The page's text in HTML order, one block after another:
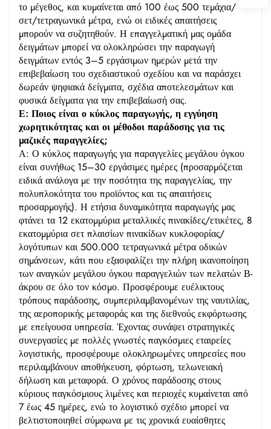
το μέγεθος, και κυμαίνεται από 100 έως 500 τεμάχια/
σετ/τετραγωνικά μέτρα, ενώ οι ειδικές απαιτήσεις
μπορούν να συζητηθούν. Η επαγγελματική μας ομάδα
δειγμάτων μπορεί να ολοκληρώσει την παραγωγή
δειγμάτων εντός 3–5 εργάσιμων ημερών μετά την
επιβεβαίωση του σχεδιαστικού σχεδίου και να παράσχει
δωρεάν ψηφιακά δείγματα, σχέδια αποτελεσμάτων και
φυσικά δείγματα για την επιβεβαίωσή σας.
Ε: Ποιος είναι ο κύκλος παραγωγής, η εγγύηση
χωρητικότητας και οι μέθοδοι παράδοσης για τις
μαζικές παραγγελίες;
Α: Ο κύκλος παραγωγής για παραγγελίες μεγάλου όγκου
είναι συνήθως 15–30 εργάσιμες ημέρες (προσαρμόζεται
ειδικά ανάλογα με την ποσότητα της παραγγελίας, την
πολυπλοκότητα του προϊόντος και τις απαιτήσεις
προσαρμογής). Η ετήσια δυναμικότητα παραγωγής μας
φτάνει τα 12 εκατομμύρια μεταλλικές πινακίδες/ετικέτες, 8
εκατομμύρια σετ πλαισίων πινακίδων κυκλοφορίας/
λογότυπων και 500.000 τετραγωνικά μέτρα οδικών
σημάνσεων, κάτι που εξασφαλίζει την πλήρη ικανοποίηση
των αναγκών μεγάλου όγκου παραγγελιών των πελατών Β-
άκρου σε όλο τον κόσμο. Προσφέρουμε ευέλικτους
τρόπους παράδοσης, συμπεριλαμβανομένων της ναυτιλίας,
της αεροπορικής μεταφοράς και της διεθνούς εκφόρτωσης
με επείγουσα υπηρεσία. Έχοντας συνάψει στρατηγικές
συνεργασίες με πολλές γνωστές παγκόσμιες εταιρείες
λογιστικής, προσφέρουμε ολοκληρωμένες υπηρεσίες που
περιλαμβάνουν αποθήκευση, φόρτωση, τελωνειακή
δήλωση και μεταφορά. Ο χρόνος παράδοσης στους
κύριους παγκόσμιους λιμένες και περιοχές κυμαίνεται από
7 έως 45 ημέρες, ενώ το λογιστικό σχέδιο μπορεί να
βελτιστοποιηθεί σύμφωνα με τις χρονικά ευαίσθητες